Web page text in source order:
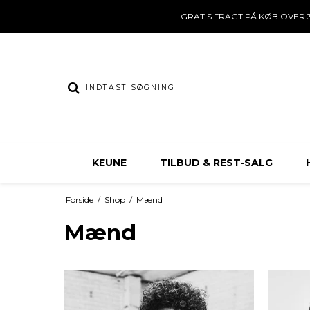
GRATIS FRAGT PÅ KØB OVER
KEUNE TILBUD & REST-SALG
Forside / Shop / Mænd
Mænd